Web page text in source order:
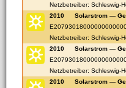
Netzbetreiber: Schleswig-
2010
Solarstrom —
Netzbetreiber: Schleswig-
2010
Solarstrom —
Netzbetreiber: Schleswig-
2010
Solarstrom —